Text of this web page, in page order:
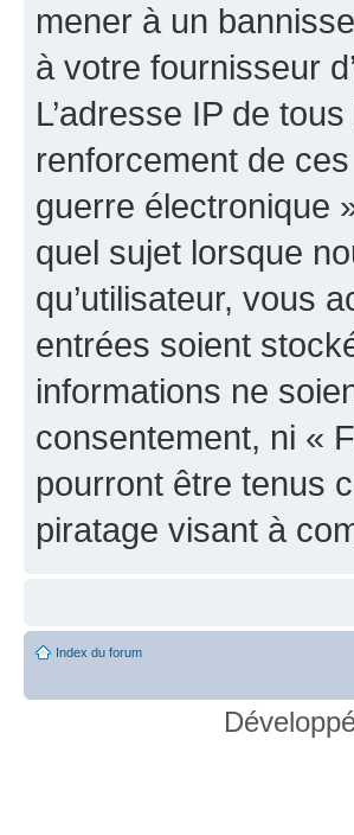
mener à un
à votre fournisseur
L’adresse IP de
renforcement de
guerre électronique
quel sujet lorsque
qu’utilisateur, vous
entrées soient
informations ne
consentement, ni «
pourront être tenus
piratage visant à
Index du forum